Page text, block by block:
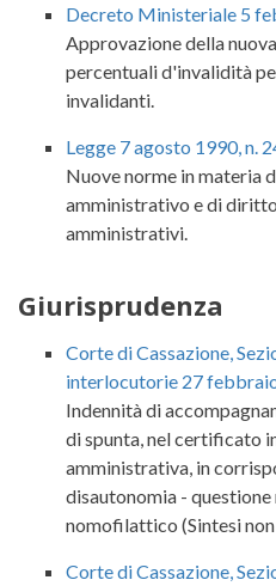
Decreto Ministeriale 5
Approvazione della
percentuali d'invalidità
invalidanti.
Legge 7 agosto 1990, n.
Nuove norme in materia
amministrativo e di
amministrativi.
Giurisprudenza
Corte di Cassazione,
interlocutorie 27
Indennità di
di spunta, nel certificato
amministrativa, in
disautonomia -
nomofilattico (Sintesi
Corte di Cassazione,